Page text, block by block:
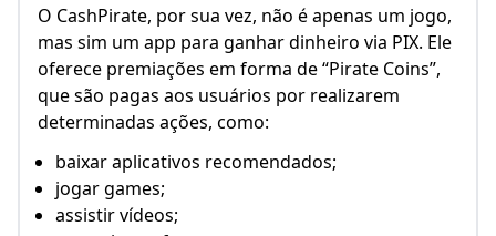
O CashPirate, por sua vez, não é apenas um jogo,
mas sim um app para ganhar dinheiro via PIX. Ele
oferece premiações em forma de “Pirate Coins”,
que são pagas aos usuários por realizarem
determinadas ações, como:
baixar aplicativos recomendados;
jogar games;
assistir vídeos;